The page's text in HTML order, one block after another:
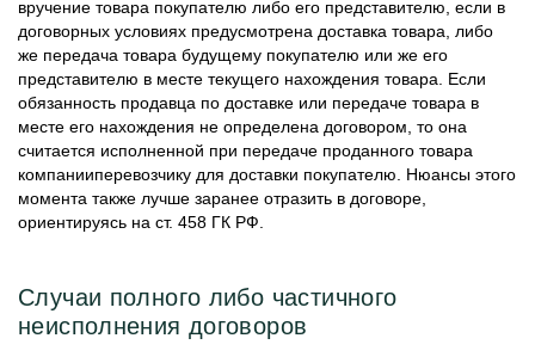
вручение товара покупателю либо его представителю, если в
договорных условиях предусмотрена доставка товара, либо
же передача товара будущему покупателю или же его
представителю в месте текущего нахождения товара. Если
обязанность продавца по доставке или передаче товара в
месте его нахождения не определена договором, то она
считается исполненной при передаче проданного товара
компанииперевозчику для доставки покупателю. Нюансы этого
момента также лучше заранее отразить в договоре,
ориентируясь на ст. 458 ГК РФ.
Случаи полного либо частичного
неисполнения договоров